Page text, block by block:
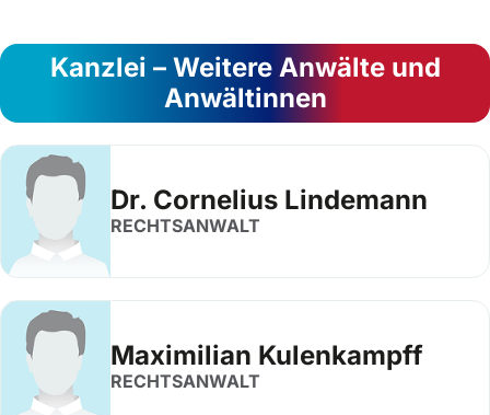
Kanzlei – Weitere Anwälte und
Anwältinnen
Dr. Cornelius Lindemann
RECHTSANWALT
Maximilian Kulenkampff
RECHTSANWALT